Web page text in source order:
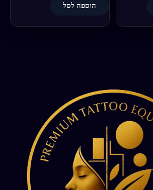
הוספה לסל